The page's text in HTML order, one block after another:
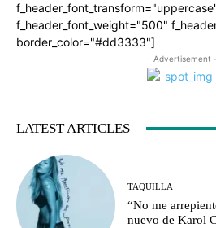
f_header_font_weight="500"
border_color="#dd3333"]
- Advertisement -
LATEST ARTICLES
TAQUILLA
“No me
nuevo de Karol